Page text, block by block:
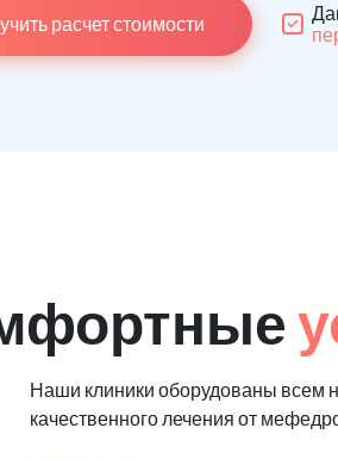
расчет стоимости
Наши клиники оборудованы всем
качественного лечения от